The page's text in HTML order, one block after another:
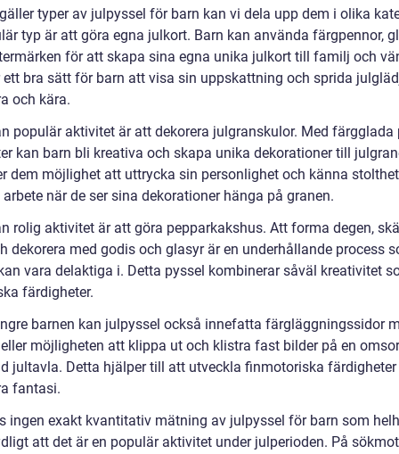
typer av julpyssel för barn kan vi dela upp dem i olika
typ är att göra egna julkort. Barn kan använda färgpennor,
för att skapa sina egna unika julkort till familj och
ett bra sätt för barn att visa sin uppskattning och sprida
och kära.
populär aktivitet är att dekorera julgranskulor. Med färgglada
kan barn bli kreativa och skapa unika dekorationer till
dem möjlighet att uttrycka sin personlighet och känna
när de ser sina dekorationer hänga på granen.
rolig aktivitet är att göra pepparkakshus. Att forma degen,
dekorera med godis och glasyr är en underhållande process
vara delaktiga i. Detta pyssel kombinerar såväl kreativitet
färdigheter.
barnen kan julpyssel också innefatta färgläggningssidor
möjligheten att klippa ut och klistra fast bilder på en
jultavla. Detta hjälper till att utveckla finmotoriska färdigheter
fantasi.
ingen exakt kvantitativ mätning av julpyssel för barn som
att det är en populär aktivitet under julperioden. På